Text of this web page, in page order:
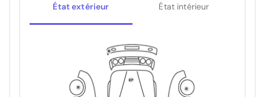
État extérieur État intérieur